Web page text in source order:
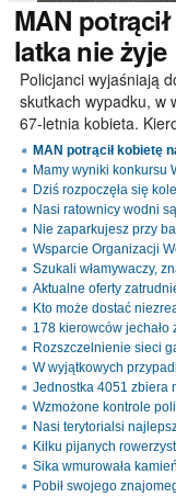
MAN
latka nie żyje
Policjanci wyjaśniają
skutkach wypadku, w
67-letnia kobieta.
MAN potrącił kobietę
Mamy wyniki konkursu
Dziś rozpoczęła się
Nasi ratownicy wodni
Nie zaparkujesz przy
Wsparcie Organizacji
Szukali włamywaczy,
Aktualne oferty
Kto może dostać
178 kierowców jechało
Rozszczelnienie sieci
W wyjątkowych
Jednostka 4051 zbiera
Wzmożone kontrole
Nasi terytorialsi
Kilku pijanych
Sika wmurowała
Pobił swojego